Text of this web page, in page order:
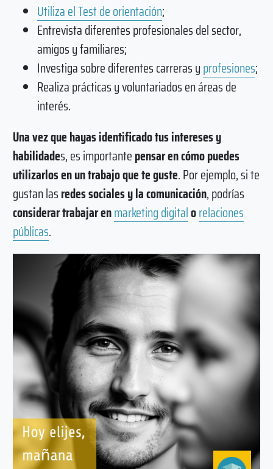
Utiliza el Test de orientación;
Entrevista diferentes profesionales del sector,
amigos y familiares;
Investiga sobre diferentes carreras yprofesiones;
Realiza prácticas y voluntariados en áreas de
interés.
Una vez que hayas identificado tus intereses y
habilidades, es importantepensar en cómo puedes
utilizarlos en un trabajo que te guste. Por ejemplo, si te
gustan lasredes sociales y la comunicación, podrías
considerar trabajar enmarketing digitalorelaciones
públicas.